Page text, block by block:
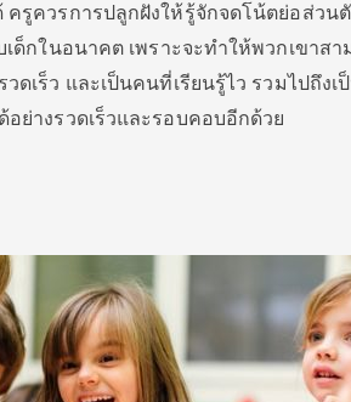
ครูควรการปลูกฝังให้รู้จักจดโน้ตย่อส่วน
ด็กในอนาคต เพราะจะทำให้พวกเขาสา
ดเร็ว และเป็นคนที่เรียนรู้ไว รวมไปถึงเ
ย่างรวดเร็วและรอบคอบอีกด้วย